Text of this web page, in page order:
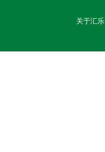
关于汇乐